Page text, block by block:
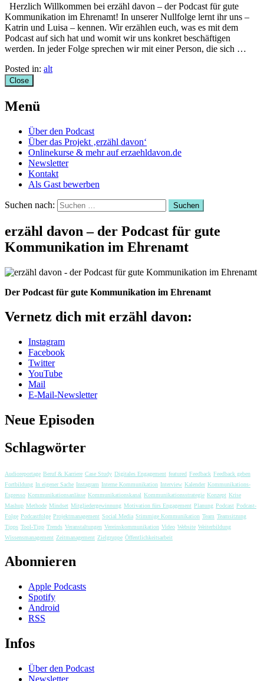
Herzlich Willkommen bei erzähl davon – der Podcast für gute
Kommunikation im Ehrenamt! In unserer Nullfolge lernt ihr uns –
Katrin und Luisa – kennen. Wir erzählen euch, was es mit dem
Podcast auf sich hat und womit wir uns konkret beschäftigen
werden. In jeder Folge sprechen wir mit einer Person, die sich …
Posted in: alt
Close
Menü
Über den Podcast
Über das Projekt ‚erzähl davon‘
Onlinekurse & mehr auf erzaehldavon.de
Newsletter
Kontakt
Als Gast bewerben
Suchen nach:
erzähl davon – der Podcast für gute
Kommunikation im Ehrenamt
Der Podcast für gute Kommunikation im Ehrenamt
Vernetz dich mit erzähl davon:
Instagram
Facebook
Twitter
YouTube
Mail
E-Mail-Newsletter
Neue Episoden
Schlagwörter
Audioreportage Beruf & Karriere Case Study Digitales Engagement featured Feedback Feedback geben
Fortbildung In eigener Sache Instagram Interne Kommunikation Interview Kalender Kommunikations-
Espresso Kommunikationsanlässe Kommunikationskanal Kommunikationsstrategie Konzept Krise
Mashup Methode Mindset Mitgliedergewinnung Motivation fürs Engagement Planung Podcast Podcast-
Folge Podcastfolge Projektmanagement Social Media Stimmige Kommunikation Team Teamsitzung
Tipps Tool-Tipp Trends Veranstaltungen Vereinskommunikation Video Website Weiterbildung
Wissensmanagement Zeitmanagement Zielgruppe Öffentlichkeitsarbeit
Abonnieren
Apple Podcasts
Spotify
Android
RSS
Infos
Über den Podcast
Newsletter